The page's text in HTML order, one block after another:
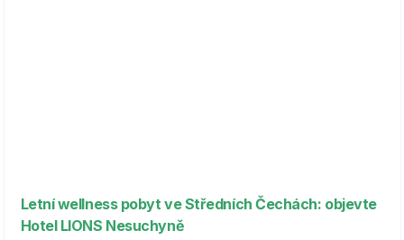
Letní wellness pobyt ve Středních Čechách: objevte
Hotel LIONS Nesuchyně